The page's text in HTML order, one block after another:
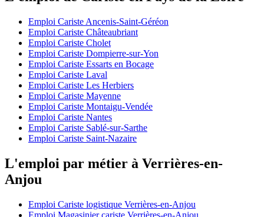
Emploi Cariste Ancenis-Saint-Géréon
Emploi Cariste Châteaubriant
Emploi Cariste Cholet
Emploi Cariste Dompierre-sur-Yon
Emploi Cariste Essarts en Bocage
Emploi Cariste Laval
Emploi Cariste Les Herbiers
Emploi Cariste Mayenne
Emploi Cariste Montaigu-Vendée
Emploi Cariste Nantes
Emploi Cariste Sablé-sur-Sarthe
Emploi Cariste Saint-Nazaire
L'emploi par métier à Verrières-en-
Anjou
Emploi Cariste logistique Verrières-en-Anjou
Emploi Magasinier cariste Verrières-en-Anjou